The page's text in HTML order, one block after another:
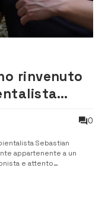
rinvenuto
0
Sebastian
appartenente a un
e attento
un vero e proprio